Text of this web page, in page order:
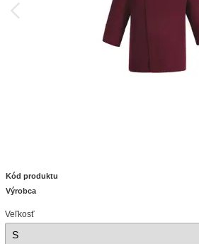
Kód produktu
Výrobca
Veľkosť